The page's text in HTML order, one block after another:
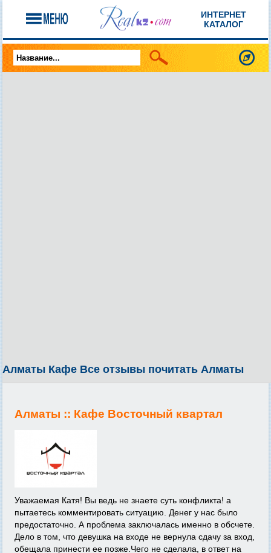
ИНТЕРНЕТ
КАТАЛОГ
Алматы Кафе Все отзывы почитать Алматы
Алматы :: Кафе Восточный квартал
Уважаемая Катя! Вы ведь не знаете суть конфликта! а
пытаетесь комментировать ситуацию. Денег у нас было
предостаточно. А проблема заключалась именно в обсчете.
Дело в том, что девушка на входе не вернула сдачу за вход,
обещала принести ее позже.Чего не сделала, в ответ на